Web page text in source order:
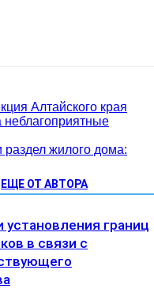
Алтайского края
раздел жилого дома:
ЕЩЕ ОТ АВТОРА
границ
в связи с